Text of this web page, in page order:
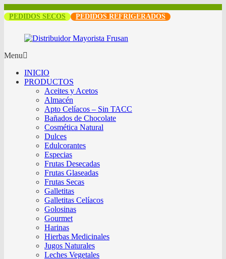
PEDIDOS SECOS PEDIDOS REFRIGERADOS
Menu
INICIO
PRODUCTOS
Aceites y Acetos
Almacén
Apto Celíacos – Sin TACC
Bañados de Chocolate
Cosmética Natural
Dulces
Edulcorantes
Especias
Frutas Desecadas
Frutas Glaseadas
Frutas Secas
Galletitas
Galletitas Celíacos
Golosinas
Gourmet
Harinas
Hierbas Medicinales
Jugos Naturales
Leches Vegetales